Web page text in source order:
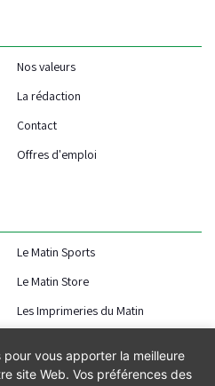
Nos valeurs
La rédaction
Contact
Offres d'emploi
Le Matin Sports
Le Matin Store
Les Imprimeries du Matin
vous apporter la meilleure
site Web. Vos préférences des